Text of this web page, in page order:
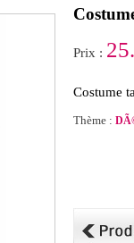
Prix :
Costume
Thème :